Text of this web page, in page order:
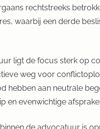
rechtstreeks
waarbij een derde
ligt de focus sterk op
weg voor
hebben aan neutrale
en evenwichtige